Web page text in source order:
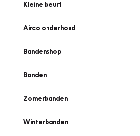
Kleine beurt
Airco onderhoud
Bandenshop
Banden
Zomerbanden
Winterbanden